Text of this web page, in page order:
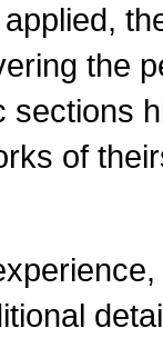
the
sections
of